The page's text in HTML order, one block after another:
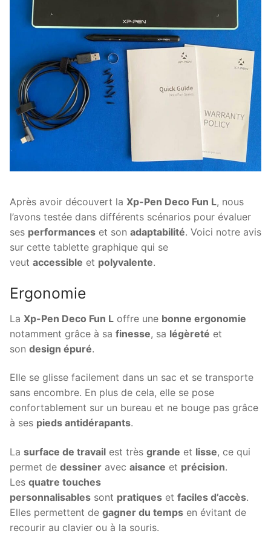
Après avoir découvert la Xp-Pen Deco Fun L, nous
l’avons testée dans différents scénarios pour évaluer
ses performances et son adaptabilité. Voici notre avis
sur cette tablette graphique qui se
veut accessible et polyvalente.
Ergonomie
La Xp-Pen Deco Fun L offre une bonne ergonomie
notamment grâce à sa finesse, sa légèreté et
son design épuré.
Elle se glisse facilement dans un sac et se transporte
sans encombre. En plus de cela, elle se pose
confortablement sur un bureau et ne bouge pas grâce
à ses pieds antidérapants.
La surface de travail est très grande et lisse, ce qui
permet de dessiner avec aisance et précision.
Les quatre touches
personnalisables sont pratiques et faciles d’accès.
Elles permettent de gagner du temps en évitant de
recourir au clavier ou à la souris.